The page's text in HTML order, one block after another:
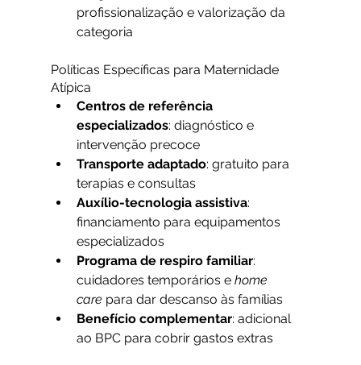
profissionalização e valorização da
categoria
Políticas Específicas para Maternidade
Atípica
Centros de referência
especializados: diagnóstico e
intervenção precoce
Transporte adaptado: gratuito para
terapias e consultas
Auxílio-tecnologia assistiva:
financiamento para equipamentos
especializados
Programa de respiro familiar:
cuidadores temporários e home
care para dar descanso às famílias
Benefício complementar: adicional
ao BPC para cobrir gastos extras